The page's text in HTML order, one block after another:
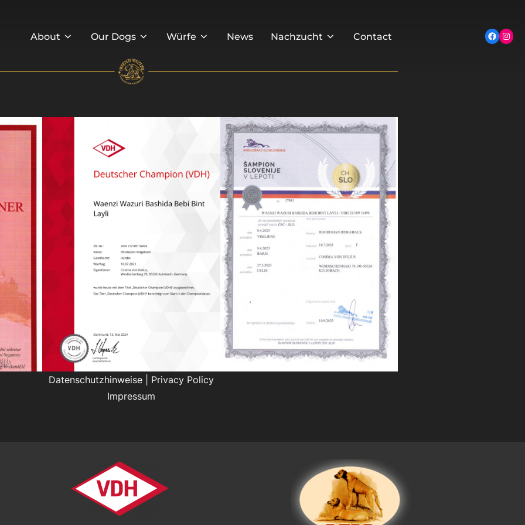
About Our Dogs Würfe News Nachzucht Contact
Datenschutzhinweise
Privacy Policy
Impressum